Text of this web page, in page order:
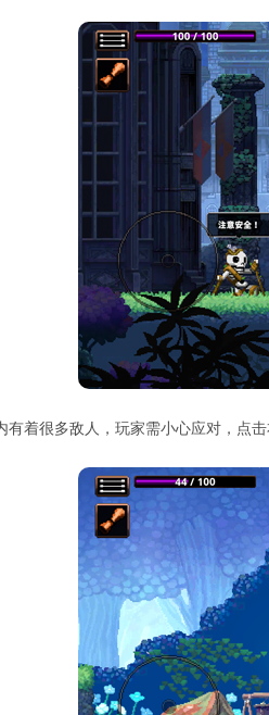
有着很多敌人，玩家需小心应对，点击